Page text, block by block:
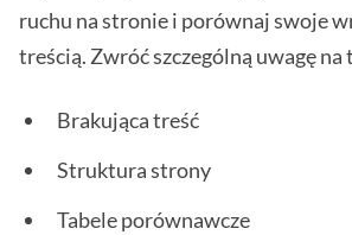
ruchu na stronie i porównaj swoje
treścią. Zwróć szczególną uwagę
Brakująca treść
Struktura strony
Tabele porównawcze